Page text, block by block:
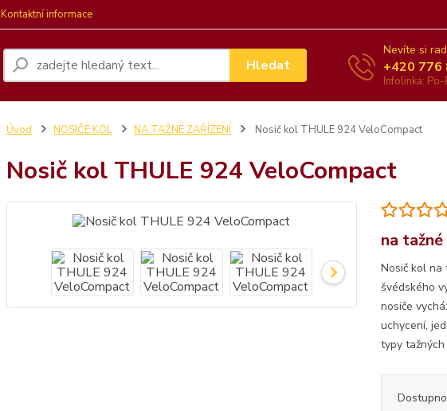
Kontaktní informace
Hledat
Nevíte si
+420 776
Infolinka:
Úvod NOSIČE KOL NA TAŽNÉ ZAŘÍZENÍ Nosič kol THULE 924 VeloCompact
Nosič kol THULE 924 VeloCompact
na
Nosič kol na
švédského
nosiče
uchycení,
typy tažných